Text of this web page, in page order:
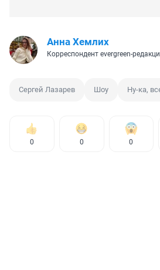
Анна Хемлих
Корреспондент evergreen-
Сергей Лазарев Шоу Ну-ка,
0 0 0